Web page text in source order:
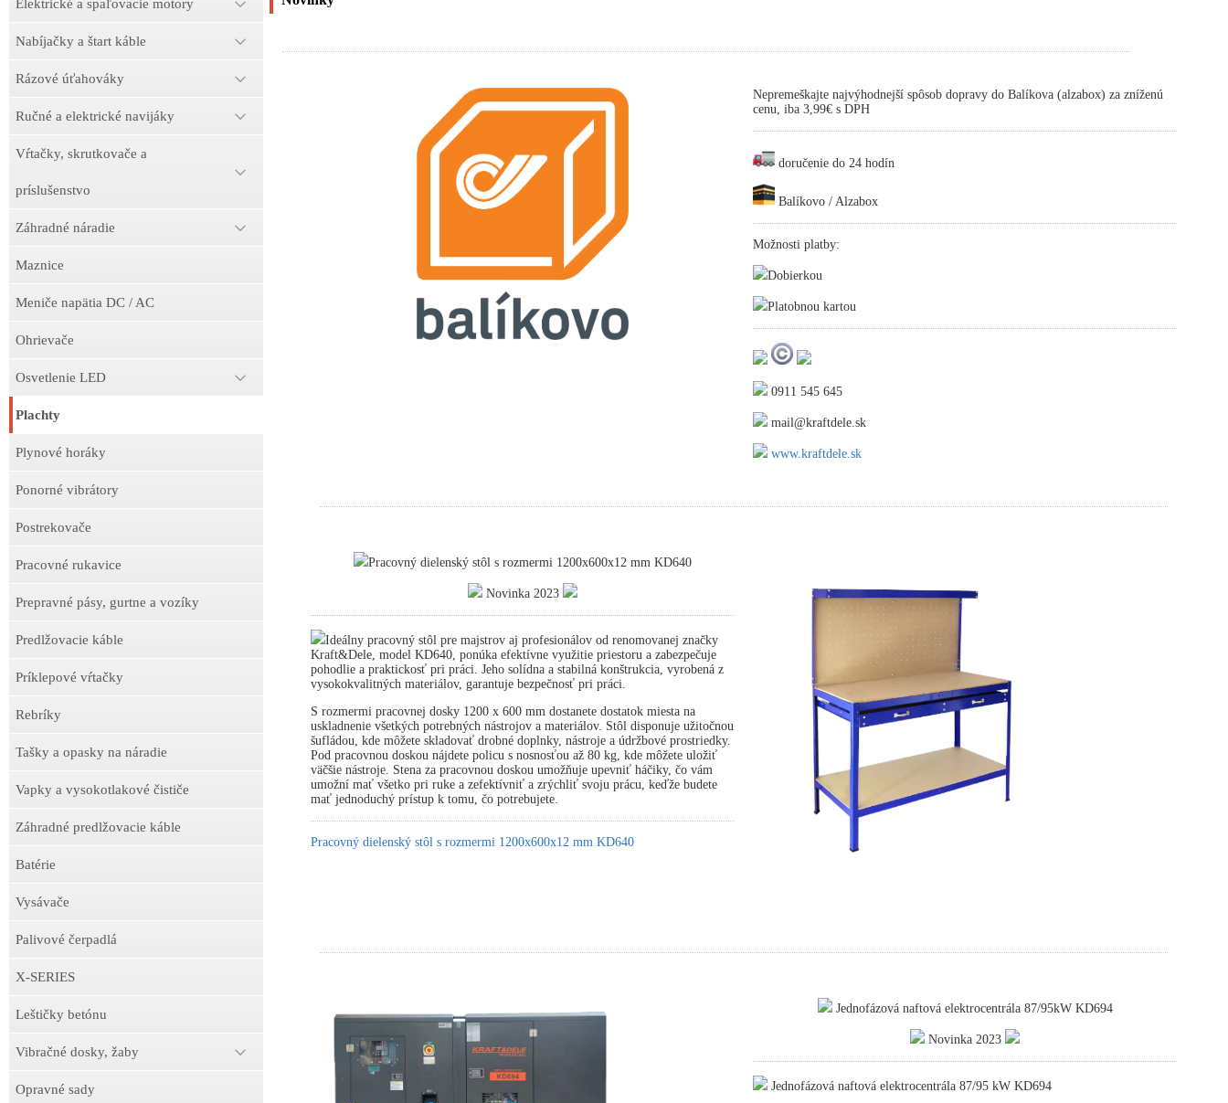
Elektrické a spaľovacie motory
Nabíjačky a štart káble
Rázové úťahováky
Ručné a elektrické navijáky
Vŕtačky, skrutkovače a
príslušenstvo
Záhradné náradie
Maznice
Meniče napätia DC / AC
Ohrievače
Osvetlenie LED
Plachty
Plynové horáky
Ponorné vibrátory
Postrekovače
Pracovné rukavice
Prepravné pásy, gurtne a vozíky
Predlžovacie káble
Príklepové vŕtačky
Rebríky
Tašky a opasky na náradie
Vapky a vysokotlakové čističe
Záhradné predlžovacie káble
Batérie
Vysávače
Palivové čerpadlá
X-SERIES
Leštičky betónu
Vibračné dosky, žaby
Opravné sady
Nepremeškajte najvýhodnejší spôsob dopravy do Balíkova (alzabox) za zníženú
cenu, iba 3,99€ s DPH
doručenie do 24 hodín
Balíkovo / Alzabox
Možnosti platby:
Dobierkou
Platobnou kartou
0911 545 645
mail@kraftdele.sk
www.kraftdele.sk
Pracovný dielenský stôl s rozmermi 1200x600x12 mm KD640
Novinka 2023
Ideálny pracovný stôl pre majstrov aj profesionálov od renomovanej značky
Kraft&Dele, model KD640, ponúka efektívne využitie priestoru a zabezpečuje
pohodlie a praktickosť pri práci. Jeho solídna a stabilná konštrukcia, vyrobená z
vysokokvalitných materiálov, garantuje bezpečnosť pri práci.
S rozmermi pracovnej dosky 1200 x 600 mm dostanete dostatok miesta na
uskladnenie všetkých potrebných nástrojov a materiálov. Stôl disponuje užitočnou
šufládou, kde môžete skladovať drobné doplnky, nástroje a údržbové prostriedky.
Pod pracovnou doskou nájdete policu s nosnosťou až 80 kg, kde môžete uložiť
väčšie nástroje. Stena za pracovnou doskou umožňuje upevniť háčiky, čo vám
umožní mať všetko pri ruke a zefektívniť a zrýchliť svoju prácu, keďže budete
mať jednoduchý prístup k tomu, čo potrebujete.
Pracovný dielenský stôl s rozmermi 1200x600x12 mm KD640
Jednofázová naftová elektrocentrála 87/95kW KD694
Novinka 2023
Jednofázová naftová elektrocentrála 87/95 kW KD694